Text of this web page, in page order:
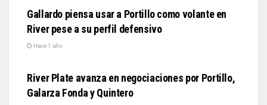
Gallardo piensa usar a Portillo como volante en
River pese a su perfil defensivo
Hace 1 año
River Plate avanza en negociaciones por Portillo,
Galarza Fonda y Quintero